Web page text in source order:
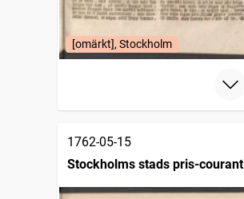
[omärkt], Stockholm
1762-05-15
Stockholms stads pris-courant